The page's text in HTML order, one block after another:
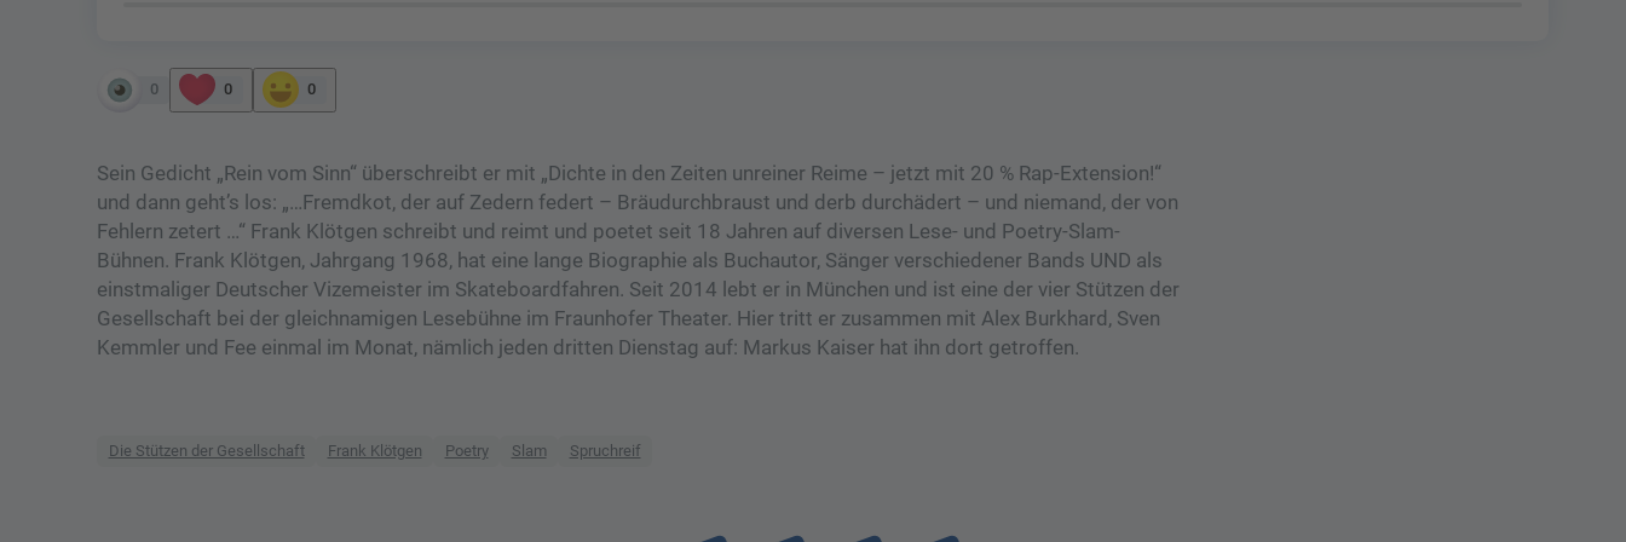
0 0 0
Sein Gedicht „Rein vom Sinn“ überschreibt er mit „Dichte in den Zeiten unreiner Reime – jetzt mit 20 % Rap-Extension!“
und dann geht’s los: „…Fremdkot, der auf Zedern federt – Bräudurchbraust und derb durchädert – und niemand, der von
Fehlern zetert …“ Frank Klötgen schreibt und reimt und poetet seit 18 Jahren auf diversen Lese- und Poetry-Slam-
Bühnen. Frank Klötgen, Jahrgang 1968, hat eine lange Biographie als Buchautor, Sänger verschiedener Bands UND als
einstmaliger Deutscher Vizemeister im Skateboardfahren. Seit 2014 lebt er in München und ist eine der vier Stützen der
Gesellschaft bei der gleichnamigen Lesebühne im Fraunhofer Theater. Hier tritt er zusammen mit Alex Burkhard, Sven
Kemmler und Fee einmal im Monat, nämlich jeden dritten Dienstag auf: Markus Kaiser hat ihn dort getroffen.
Die Stützen der Gesellschaft Frank Klötgen Poetry Slam Spruchreif